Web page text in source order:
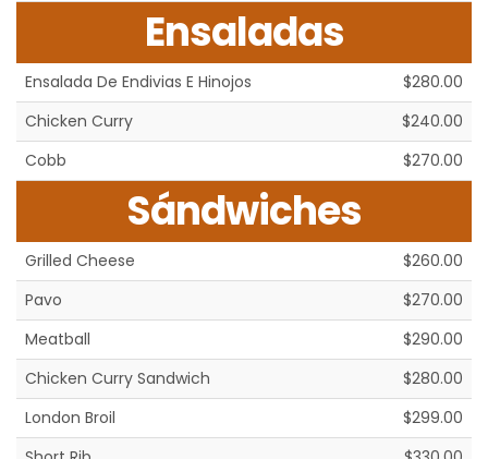
Ensaladas
Ensalada De Endivias E Hinojos
$280.00
Chicken Curry
$240.00
Cobb
$270.00
Sándwiches
Grilled Cheese
$260.00
Pavo
$270.00
Meatball
$290.00
Chicken Curry Sandwich
$280.00
London Broil
$299.00